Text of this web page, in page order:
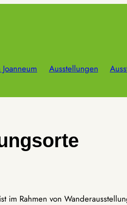
Ausstellungen
Rahmen von